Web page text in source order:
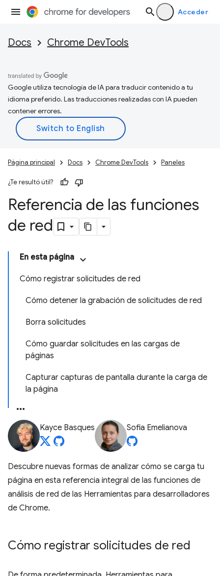
Acceder
Docs Chrome DevTools
Google utiliza tecnología de IA para traducir contenido a tu
idioma preferido. Las traducciones realizadas con IA pueden
contener errores.
Página principal Docs Chrome DevTools Paneles
¿Te resultó útil?
Referencia de las funciones
de red
En esta página
Cómo registrar solicitudes de red
Cómo detener la grabación de solicitudes de red
Borra solicitudes
Cómo guardar solicitudes en las cargas de
páginas
Capturar capturas de pantalla durante la carga de
la página
Kayce Basques Sofia Emelianova
Descubre nuevas formas de analizar cómo se carga tu
página en esta referencia integral de las funciones de
análisis de red de las Herramientas para desarrolladores
de Chrome.
Cómo registrar solicitudes de red